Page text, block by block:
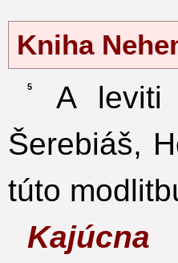
Kniha
5
A leviti
Šerebiáš,
túto